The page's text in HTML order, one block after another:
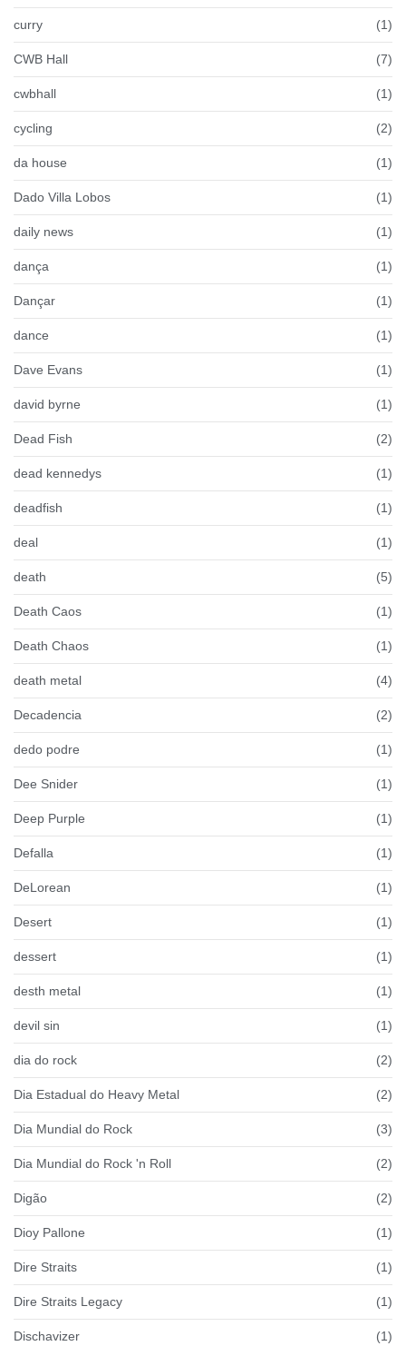
curry (1)
CWB Hall (7)
cwbhall (1)
cycling (2)
da house (1)
Dado Villa Lobos (1)
daily news (1)
dança (1)
Dançar (1)
dance (1)
Dave Evans (1)
david byrne (1)
Dead Fish (2)
dead kennedys (1)
deadfish (1)
deal (1)
death (5)
Death Caos (1)
Death Chaos (1)
death metal (4)
Decadencia (2)
dedo podre (1)
Dee Snider (1)
Deep Purple (1)
Defalla (1)
DeLorean (1)
Desert (1)
dessert (1)
desth metal (1)
devil sin (1)
dia do rock (2)
Dia Estadual do Heavy Metal (2)
Dia Mundial do Rock (3)
Dia Mundial do Rock 'n Roll (2)
Digão (2)
Dioy Pallone (1)
Dire Straits (1)
Dire Straits Legacy (1)
Dischavizer (1)